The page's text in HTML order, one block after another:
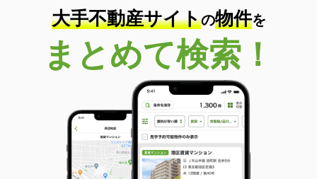
大手不動産サイトの物件を
まとめて検索！